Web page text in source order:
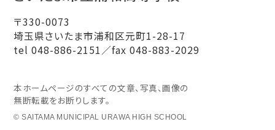
〒330-0073
埼玉県さいたま市浦和区元町1-28-17
tel 048-886-2151／fax 048-883-2029
本ホームページのすべての文章、写真、画像の
無断転載をお断りします。
© SAITAMA MUNICIPAL URAWA HIGH SCHOOL